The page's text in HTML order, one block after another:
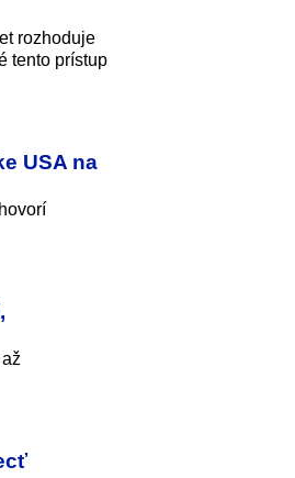
rozhoduje
tento prístup
USA na